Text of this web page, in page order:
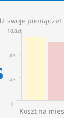
swoje
10.8zł
8zł
4zł
0
Koszt na